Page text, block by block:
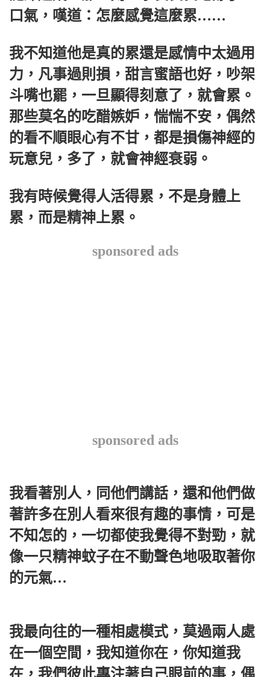
口氣，嘆道：怎麼感覺這麼累……
我不知道他是真的累還是感情中太過用
力，凡事過則損，甜言蜜語也好，吵架
斗嘴也罷，一旦顯得刻意了，就會累。
那些莫名的吃醋嫉妒，惴惴不安，偶然
的看不順眼心有不甘，都是損傷神經的
玩意兒，多了，就會神經衰弱。
我有時候覺得人活得累，不是身體上
累，而是精神上累。
sponsored ads
sponsored ads
我看著別人，同他們講話，還和他們做
著許多在別人看來很有趣的事情，可是
不知怎的，一切都使我覺得不對勁，就
像一只精神蚊子在不動聲色地吸取著你
的元氣…
我最向往的一種相處模式，莫過兩人處
在一個空間，我知道你在，你知道我